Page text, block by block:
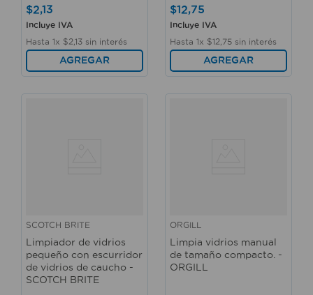
$2,13
Incluye IVA
Hasta 1x $213 sin interés
AGREGAR
$12,75
Incluye IVA
Hasta 1x $12 75 sin interés
AGREGAR
SCOTCH BRITE
Limpiador de vidrios
pequeño con escurridor
de vidrios de caucho -
SCOTCH BRITE
ORGILL
Limpia vidrios manual
de tamaño compacto. -
ORGILL